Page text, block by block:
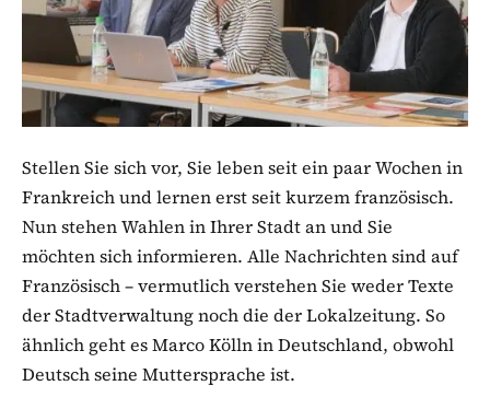
Stellen Sie sich vor, Sie leben seit ein paar Wochen in
Frankreich und lernen erst seit kurzem französisch.
Nun stehen Wahlen in Ihrer Stadt an und Sie
möchten sich informieren. Alle Nachrichten sind auf
Französisch – vermutlich verstehen Sie weder Texte
der Stadtverwaltung noch die der Lokalzeitung. So
ähnlich geht es Marco Kölln in Deutschland, obwohl
Deutsch seine Muttersprache ist.